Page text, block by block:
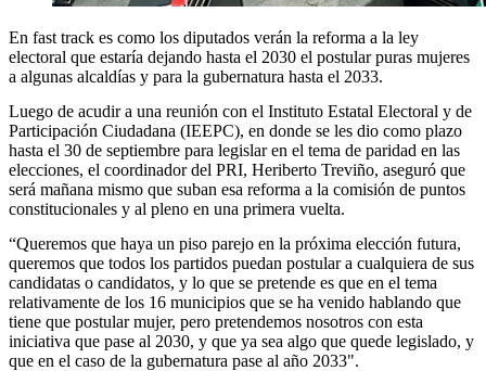
En fast track es como los diputados verán la reforma a la ley
electoral que estaría dejando hasta el 2030 el postular puras mujeres
a algunas alcaldías y para la gubernatura hasta el 2033.
Luego de acudir a una reunión con el Instituto Estatal Electoral y de
Participación Ciudadana (IEEPC), en donde se les dio como plazo
hasta el 30 de septiembre para legislar en el tema de paridad en las
elecciones, el coordinador del PRI, Heriberto Treviño, aseguró que
será mañana mismo que suban esa reforma a la comisión de puntos
constitucionales y al pleno en una primera vuelta.
“Queremos que haya un piso parejo en la próxima elección futura,
queremos que todos los partidos puedan postular a cualquiera de sus
candidatas o candidatos, y lo que se pretende es que en el tema
relativamente de los 16 municipios que se ha venido hablando que
tiene que postular mujer, pero pretendemos nosotros con esta
iniciativa que pase al 2030, y que ya sea algo que quede legislado, y
que en el caso de la gubernatura pase al año 2033".